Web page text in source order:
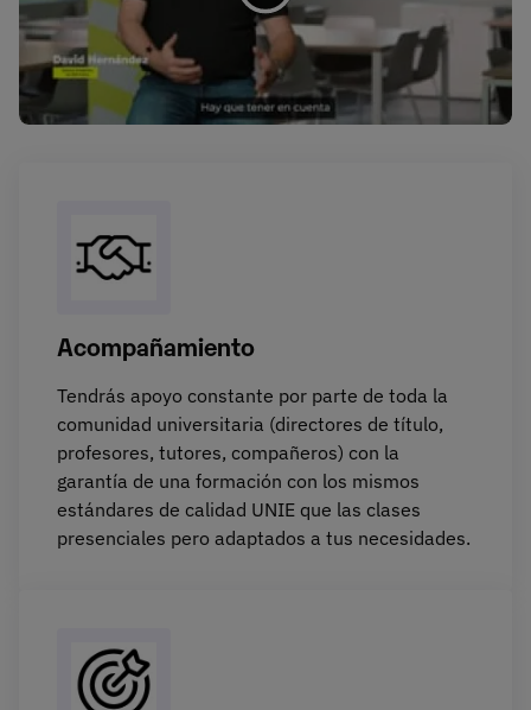
Acompañamiento
Tendrás apoyo constante por parte de toda la
comunidad universitaria (directores de título,
profesores, tutores, compañeros) con la
garantía de una formación con los mismos
estándares de calidad UNIE que las clases
presenciales pero adaptados a tus necesidades.